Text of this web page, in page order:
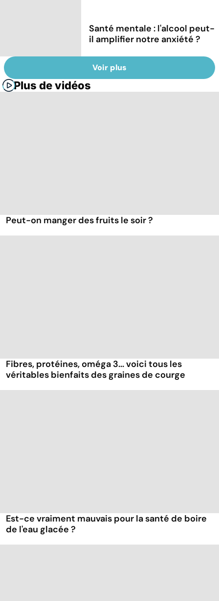
Santé mentale : l'alcool peut-
il amplifier notre anxiété ?
Voir plus
Plus de vidéos
Peut-on manger des fruits le soir ?
Fibres, protéines, oméga 3... voici tous les
véritables bienfaits des graines de courge
Est-ce vraiment mauvais pour la santé de boire
de l'eau glacée ?